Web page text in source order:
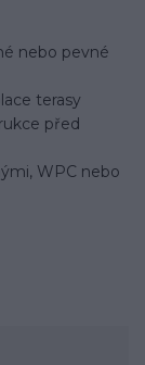
nebo pevné
terasy
před
WPC nebo